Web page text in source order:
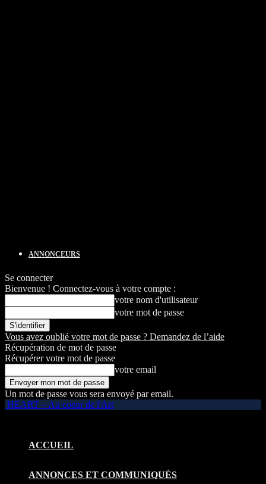
ANNONCEURS
Se connecter
Bienvenue ! Connectez-vous à votre compte :
votre nom d'utilisateur
votre mot de passe
Vous avez oublié votre mot de passe ? Demandez de l’aide
Récupération de mot de passe
Récupérer votre mot de passe
votre email
Un mot de passe vous sera envoyé par email.
HEART – Au coeur de l'Art
ACCUEIL
ANNONCES ET COMMUNIQUÉS